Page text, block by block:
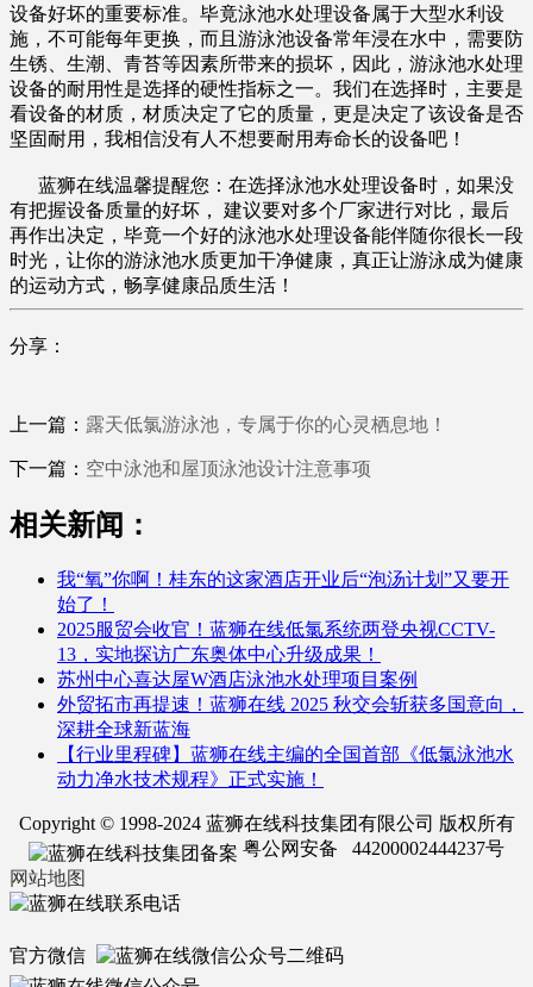
设备好坏的重要标准。毕竟泳池水处理设备属于大型水利设
施，不可能每年更换，而且游泳池设备常年浸在水中，需要防
生锈、生潮、青苔等因素所带来的损坏，因此，游泳池水处理
设备的耐用性是选择的硬性指标之一。我们在选择时，主要是
看设备的材质，材质决定了它的质量，更是决定了该设备是否
坚固耐用，我相信没有人不想要耐用寿命长的设备吧！
蓝狮在线温馨提醒您：在选择泳池水处理设备时，如果没
有把握设备质量的好坏， 建议要对多个厂家进行对比，最后
再作出决定，毕竟一个好的泳池水处理设备能伴随你很长一段
时光，让你的游泳池水质更加干净健康，真正让游泳成为健康
的运动方式，畅享健康品质生活！
分享：
上一篇： 露天低氯游泳池，专属于你的心灵栖息地！
下一篇： 空中泳池和屋顶泳池设计注意事项
相关新闻：
我“氧”你啊！桂东的这家酒店开业后“泡汤计划”又要开
始了！
2025服贸会收官！蓝狮在线低氯系统两登央视CCTV-
13，实地探访广东奥体中心升级成果！
苏州中心喜达屋W酒店泳池水处理项目案例
外贸拓市再提速！蓝狮在线 2025 秋交会斩获多国意向，
深耕全球新蓝海
【行业里程碑】蓝狮在线主编的全国首部《低氯泳池水
动力净水技术规程》正式实施！
Copyright © 1998-2024 蓝狮在线科技集团有限公司 版权所有
粤公网安备 44200002444237号
网站地图
官方微信